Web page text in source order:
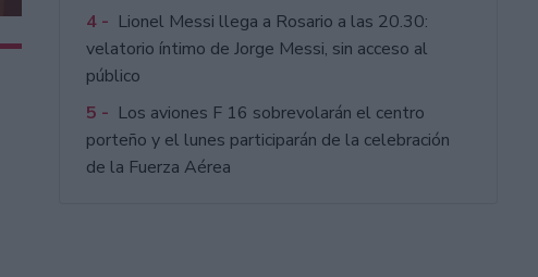
4 - Lionel Messi llega a Rosario a las 20.30:
velatorio íntimo de Jorge Messi, sin acceso al
público
5 - Los aviones F 16 sobrevolarán el centro
porteño y el lunes participarán de la celebración
de la Fuerza Aérea